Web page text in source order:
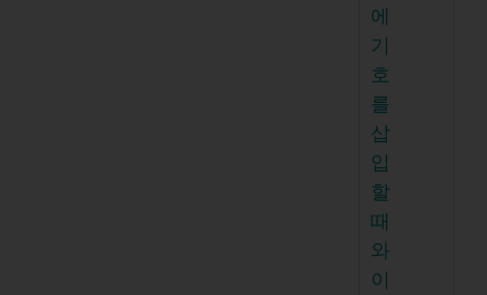
에
기
호
를
삽
입
할
때
와
이